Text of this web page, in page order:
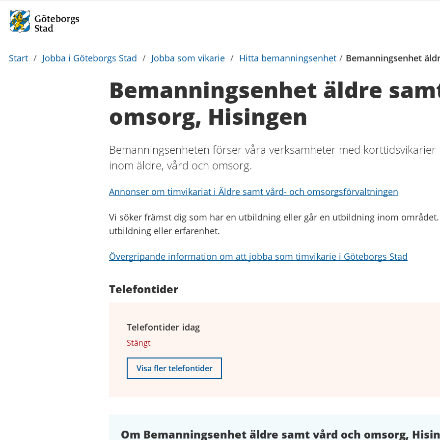
Du
Start / Jobba i Göteborgs Stad / Jobba som vikarie / Hitta bemanningsenhet / Bemanningsenhet
Bemanningsenhet äldre
omsorg, Hisingen
Bemanningsenheten förser våra verksamheter med korttidsvikarier
inom äldre, vård och omsorg.
Annonser om timvikariat i Äldre samt vård- och omsorgsförvaltningen
Vi söker främst dig som har en utbildning eller går en utbildning inom
utbildning eller erfarenhet.
Övergripande information om att jobba som timvikarie i Göteborgs Stad
Telefontider
Telefontider idag
Stängt
Visa fler telefontider
Om Bemanningsenhet äldre samt vård och omsorg,